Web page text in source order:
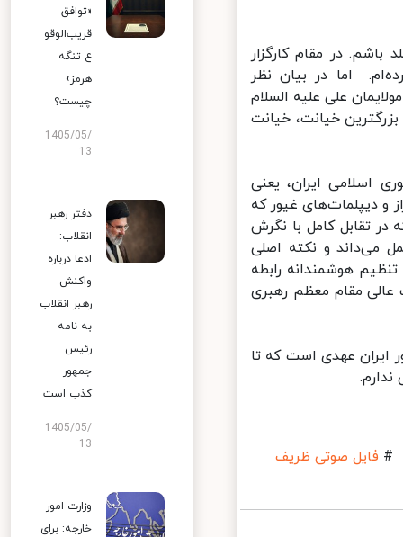
باشم. در مقام کارگزار
اما در بیان نظر
علی علیه السلام
خیانت، خیانت
ایران، یعنی
و دیپلمات‌های غیور که
تقابل کامل با نگرش
می‌داند و نکته اصلی
هوشمندانه رابطه
مقام معظم رهبری
عهدی است که تا
فایل صوتی ظریف
«توافق
قریب‌الوقو
ع تنگه
هرمز»
چیست؟
1405/05/
13
دفتر رهبر
انقلاب:
ادعا درباره
واکنش
رهبر انقلاب
به نامه
رئیس
جمهور
کذب است
1405/05/
13
وزارت امور
خارجه: برای